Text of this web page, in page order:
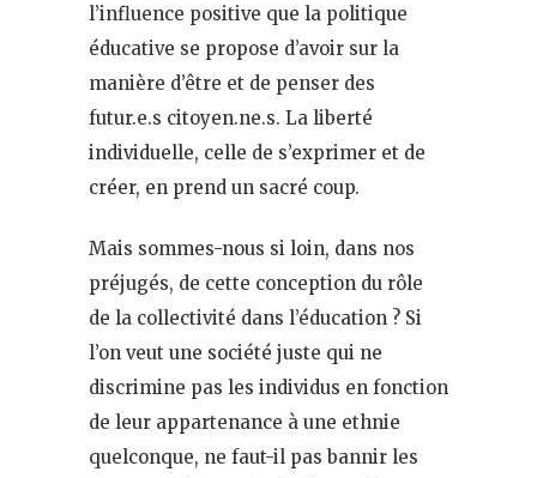
l’influence positive que la politique
éducative se propose d’avoir sur la
manière d’être et de penser des
futur.e.s citoyen.ne.s. La liberté
individuelle, celle de s’exprimer et de
créer, en prend un sacré coup.
Mais sommes-nous si loin, dans nos
préjugés, de cette conception du rôle
de la collectivité dans l’éducation ? Si
l’on veut une société juste qui ne
discrimine pas les individus en fonction
de leur appartenance à une ethnie
quelconque, ne faut-il pas bannir les